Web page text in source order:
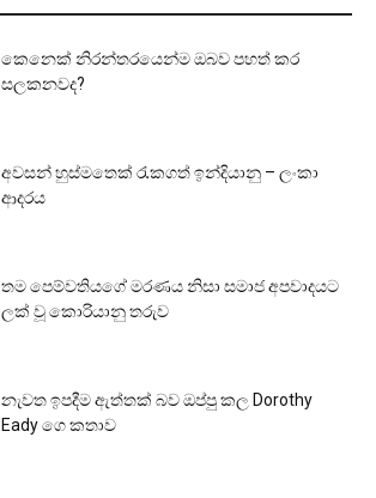
කෙනෙක් නිරන්තරයෙන්ම ඔබව පහත් කර
සලකනවද?
අවසන් හුස්මතෙක් රැකගත් ඉන්දියානු – ලංකා
ආදරය
තම පෙම්වතියගේ මරණය නිසා සමාජ අපවාදයට
ලක් වූ කොරියානු තරුව
නැවත ඉපදීම ඇත්තක් බව ඔප්පු කල Dorothy
Eady ගෙ කතාව